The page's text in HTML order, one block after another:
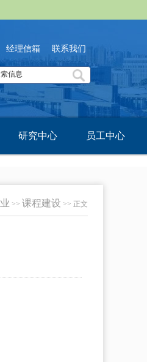
经理信箱 联系我们
研究中心 员工中心
>> 课程建设 >> 正文